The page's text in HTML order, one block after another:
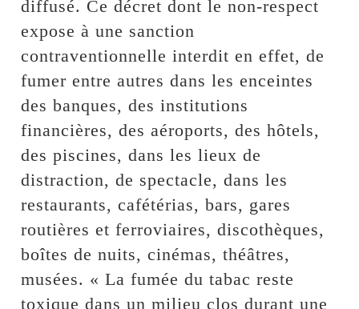
diffusé. Ce décret dont le non-respect
expose à une sanction
contraventionnelle interdit en effet, de
fumer entre autres dans les enceintes
des banques, des institutions
financières, des aéroports, des hôtels,
des piscines, dans les lieux de
distraction, de spectacle, dans les
restaurants, cafétérias, bars, gares
routières et ferroviaires, discothèques,
boîtes de nuits, cinémas, théâtres,
musées. « La fumée du tabac reste
toxique dans un milieu clos durant une